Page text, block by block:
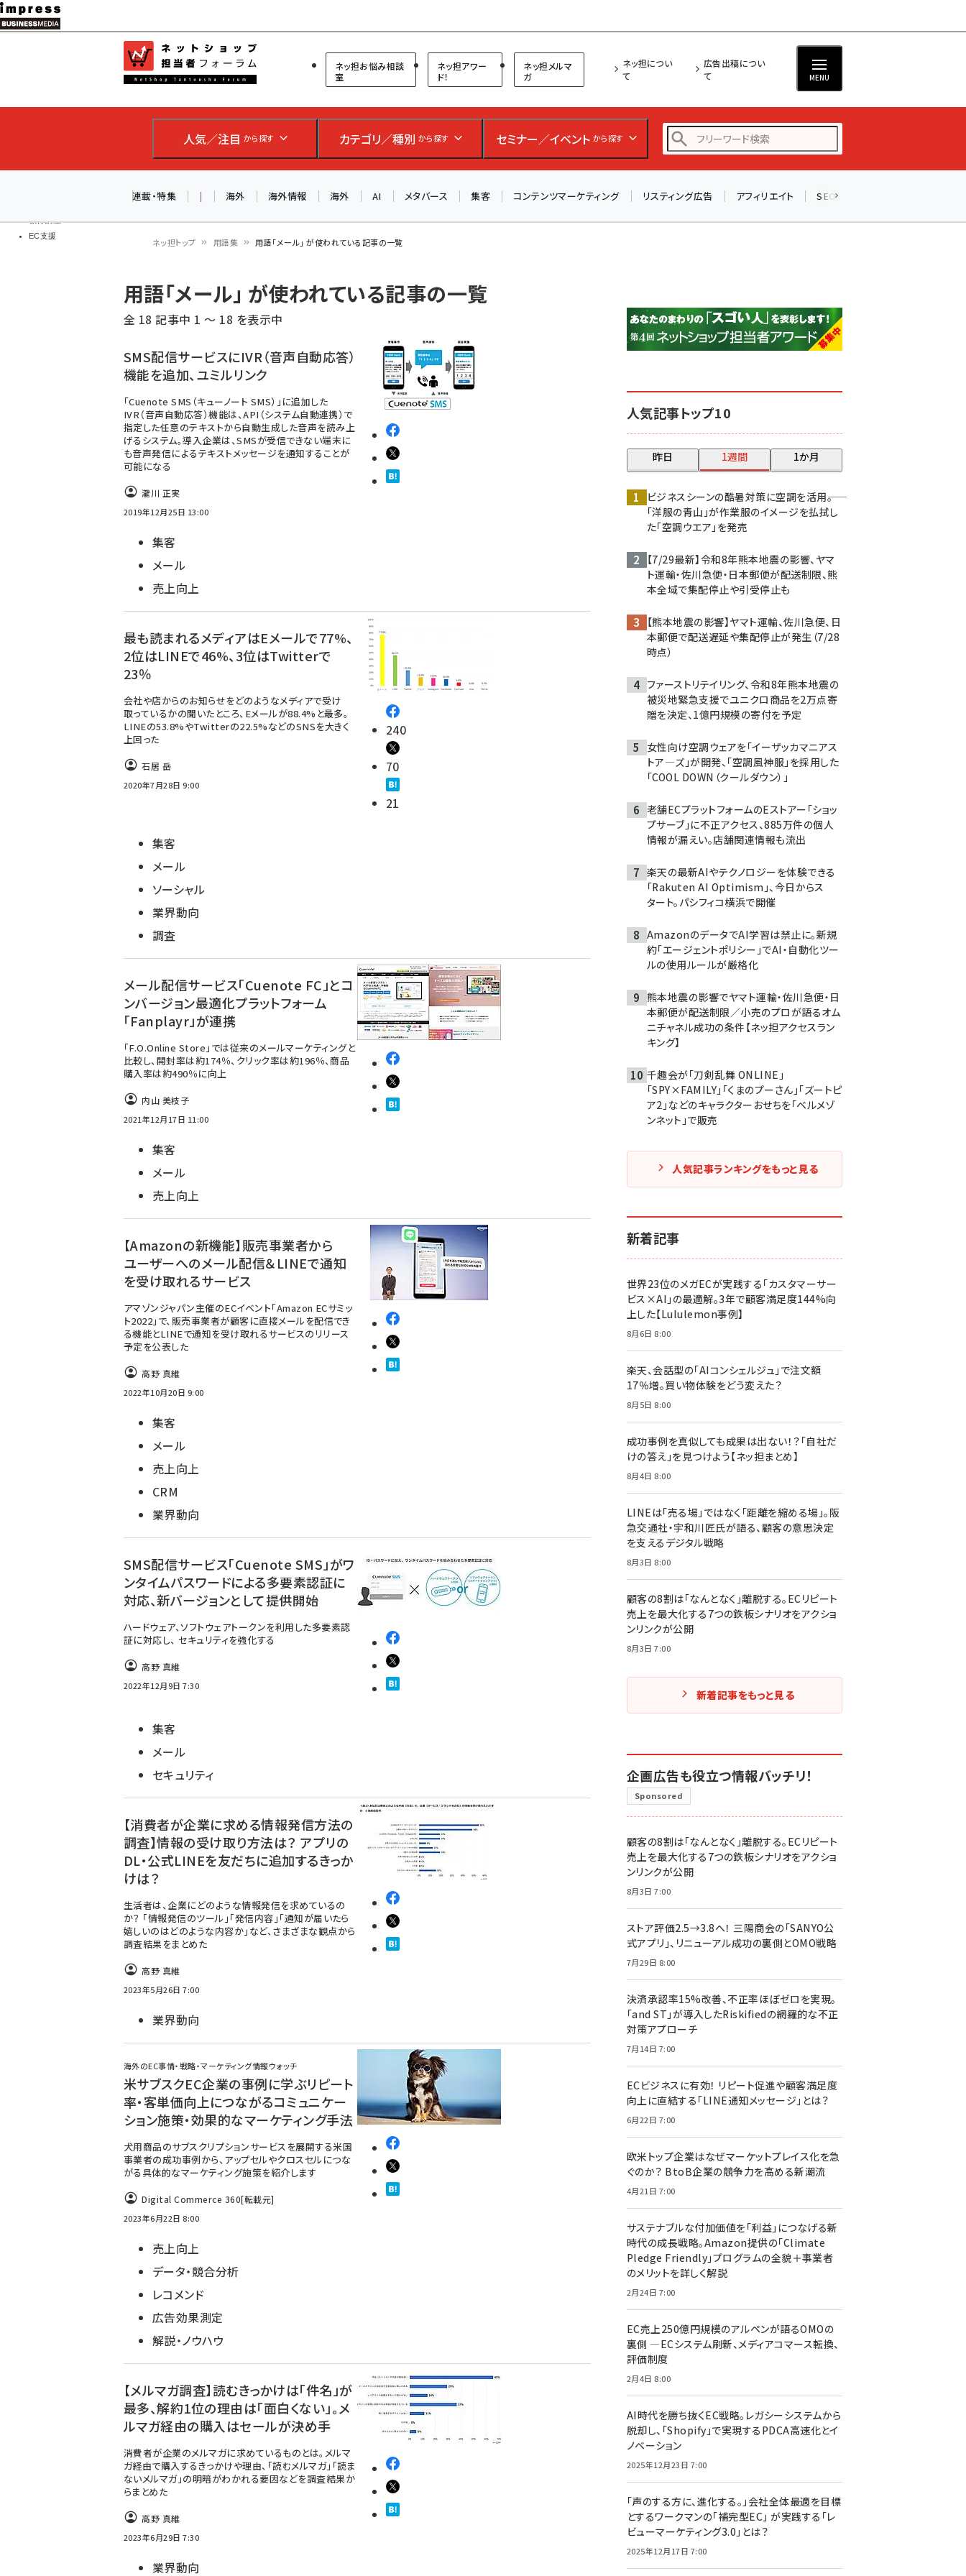
メ
イ
ン
ツ
移
教育講座
EC支援
ネットショップ担当者フォーラム
ネッ担お悩み相談
室
ネッ担アワー
ド！
ネッ担メルマ
ガ
ネッ担につい
て
広告出稿につい
て
MENU
人気／注目 から探す カテゴリ／種別 から探す セミナー／イベント から探す
アスクル (1119)
base (1071)
連載・特集 | 海外 海外情報 海外 AI メタバース 集客 コンテンツマーケティング リスティング広告 アフィリエイト SEO
ン
く
ず
ネッ担トップ 用語集 用語「メール」 が使われている記事の一覧
用語「メール」 が使われている記事の一覧
全 18 記事中 1 ～ 18 を表示中
SMS配信サービスにIVR（音声自動応答）
機能を追加、ユミルリンク
「Cuenote SMS（キューノート SMS）」に追加した
IVR（音声自動応答）機能は、API（システム自動連携）で
指定した任意のテキストから自動生成した音声を読み上
げるシステム。導入企業は、SMSが受信できない端末に
も音声発信によるテキストメッセージを通知することが
可能になる
瀧川 正実
2019年12月25日 13:00
集客
メール
売上向上
最も読まれるメディアはEメールで77%、
2位はLINEで46%、3位はTwitterで
23％
会社や店からのお知らせをどのようなメディアで受け
取っているかの聞いたところ、Eメールが88.4%と最多。
LINEの53.8%やTwitterの22.5%などのSNSを大きく
上回った
石居 岳
2020年7月28日 9:00
240
70
21
集客
メール
ソーシャル
業界動向
調査
メール配信サービス「Cuenote FC」とコ
ンバージョン最適化プラットフォーム
「Fanplayr」が連携
「F.O.Online Store」では従来のメールマーケティングと
比較し、開封率は約174％、クリック率は約196％、商品
購入率は約490％に向上
内山 美枝子
2021年12月17日 11:00
集客
メール
売上向上
【Amazonの新機能】販売事業者から
ユーザーへのメール配信＆LINEで通知
を受け取れるサービス
アマゾンジャパン主催のECイベント「Amazon ECサミッ
ト2022」で、販売事業者が顧客に直接メールを配信でき
る機能とLINEで通知を受け取れるサービスのリリース
予定を公表した
高野 真維
2022年10月20日 9:00
集客
メール
売上向上
CRM
業界動向
SMS配信サービス「Cuenote SMS」がワ
ンタイムパスワードによる多要素認証に
対応、新バージョンとして提供開始
ハードウェア、ソフトウェアトークンを利用した多要素認
証に対応し、 セキュリティを強化する
高野 真維
2022年12月9日 7:30
集客
メール
セキュリティ
【消費者が企業に求める情報発信方法の
調査】情報の受け取り方法は？ アプリの
DL・公式LINEを友だちに追加するきっか
けは？
生活者は、企業にどのような情報発信を求めているの
か？ 「情報発信のツール」「発信内容」「通知が届いたら
嬉しいのはどのような内容か」など、さまざまな観点から
調査結果をまとめた
高野 真維
2023年5月26日 7:00
業界動向
海外のEC事情・戦略・マーケティング情報ウォッチ
米サブスクEC企業の事例に学ぶリピート
率・客単価向上につながるコミュニケー
ション施策・効果的なマーケティング手法
犬用商品のサブスクリプションサービスを展開する米国
事業者の成功事例から、アップセルやクロスセルにつな
がる具体的なマーケティング施策を紹介します
Digital Commerce 360[転載元]
2023年6月22日 8:00
売上向上
データ・競合分析
レコメンド
広告効果測定
解説・ノウハウ
【メルマガ調査】読むきっかけは「件名」が
最多、解約1位の理由は「面白くない」。メ
ルマガ経由の購入はセールが決め手
消費者が企業のメルマガに求めているものとは。メルマ
ガ経由で購入するきっかけや理由、「読むメルマガ」「読ま
ないメルマガ」の明暗がわかれる要因などを調査結果か
らまとめた
高野 真維
2023年6月29日 7:30
業界動向
人気記事トップ10
昨日 1週間 1か月
ビジネスシーンの酷暑対策に空調を活用――。
「洋服の青山」が作業服のイメージを払拭し
た「空調ウエア」を発売
【7/29最新】令和8年熊本地震の影響、ヤマ
ト運輸・佐川急便・日本郵便が配送制限、熊
本全域で集配停止や引受停止も
【熊本地震の影響】ヤマト運輸、佐川急便、日
本郵便で配送遅延や集配停止が発生（7/28
時点）
ファーストリテイリング、令和8年熊本地震の
被災地緊急支援でユニクロ商品を2万点寄
贈を決定、1億円規模の寄付を予定
女性向け空調ウェアを「イーザッカマニアス
トア―ズ」が開発、「空調風神服」を採用した
「COOL DOWN（クールダウン）」
老舗ECプラットフォームのEストアー「ショッ
プサーブ」に不正アクセス、885万件の個人
情報が漏えい。店舗関連情報も流出
楽天の最新AIやテクノロジーを体験できる
「Rakuten AI Optimism」、今日からス
タート。パシフィコ横浜で開催
AmazonのデータでAI学習は禁止に。新規
約「エージェントポリシー」でAI・自動化ツー
ルの使用ルールが厳格化
熊本地震の影響でヤマト運輸・佐川急便・日
本郵便が配送制限／小売のプロが語るオム
ニチャネル成功の条件【ネッ担アクセスラン
キング】
千趣会が「刀剣乱舞 ONLINE」
「SPY×FAMILY」「くまのプーさん」「ズートピ
ア2」などのキャラクターおせちを「ベルメゾ
ンネット」で販売
人気記事ランキングをもっと見る
新着記事
世界23位のメガECが実践する「カスタマーサー
ビス×AI」の最適解。3年で顧客満足度144%向
上した【Lululemon事例】
8月6日 8:00
楽天、会話型の「AIコンシェルジュ」で注文額
17％増。買い物体験をどう変えた？
8月5日 8:00
成功事例を真似しても成果は出ない！？「自社だ
けの答え」を見つけよう【ネッ担まとめ】
8月4日 8:00
LINEは「売る場」ではなく「距離を縮める場」。阪
急交通社・宇和川匠氏が語る、顧客の意思決定
を支えるデジタル戦略
8月3日 8:00
顧客の8割は「なんとなく」離脱する。ECリピート
売上を最大化する7つの鉄板シナリオをアクショ
ンリンクが公開
8月3日 7:00
新着記事をもっと見る
企画広告も役立つ情報バッチリ！
Sponsored
顧客の8割は「なんとなく」離脱する。ECリピート
売上を最大化する7つの鉄板シナリオをアクショ
ンリンクが公開
8月3日 7:00
ストア評価2.5→3.8へ！ 三陽商会の「SANYO公
式アプリ」、リニューアル成功の裏側とOMO戦略
7月29日 8:00
決済承認率15%改善、不正率ほぼゼロを実現。
「and ST」が導入したRiskifiedの網羅的な不正
対策アプローチ
7月14日 7:00
ECビジネスに有効！ リピート促進や顧客満足度
向上に直結する「LINE通知メッセージ」とは？
6月22日 7:00
欧米トップ企業はなぜマーケットプレイス化を急
ぐのか？ BtoB企業の競争力を高める新潮流
4月21日 7:00
サステナブルな付加価値を「利益」につなげる新
時代の成長戦略。Amazon提供の「Climate
Pledge Friendly」プログラムの全貌＋事業者
のメリットを詳しく解説
2月24日 7:00
EC売上250億円規模のアルペンが語るOMOの
裏側 ―ECシステム刷新、メディアコマース転換、
評価制度
2月4日 8:00
AI時代を勝ち抜くEC戦略。レガシーシステムから
脱却し、「Shopify」で実現するPDCA高速化とイ
ノベーション
2025年12月23日 7:00
「声のする方に、進化する。」会社全体最適を目標
とするワークマンの「補完型EC」 が実践する「レ
ビューマーケティング3.0」とは？
2025年12月17日 7:00
AIが買い物を代行する時代に打つべき「次の一手」とは？
アルペン、オイシックス、元UA責任者が登壇のリアルECセ
ミナー（8/26＠東京）【交流会も実施】
参加登録はこちら↑